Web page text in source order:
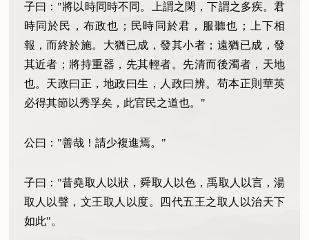
子曰："將以時同時不同。上謂之閑，下謂之多疾。君
時同於民，布政也；民時同於君，服聽也；上下相
報，而終於施。大猶已成，發其小者；遠猶已成，發
其近者；將持重器，先其輕者。先清而後濁者，天地
也。天政曰正，地政曰生，人政曰辨。苟本正則華英
必得其節以秀孚矣，此官民之道也。"
公曰："善哉！請少複進焉。"
子曰："昔堯取人以狀，舜取人以色，禹取人以言，湯
取人以聲，文王取人以度。四代五王之取人以治天下
如此"。